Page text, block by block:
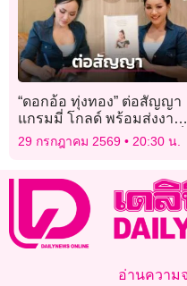
“ดอกอ้อ ทุ่งทอง” ต่อสัญญา
แกรมมี่ โกลด์ พร้อมส่งงาน
เพลงใหม่แทนคำขอบคุณเร็ว
29 กรกฎาคม 2569 20:30 น.
อ่านความ